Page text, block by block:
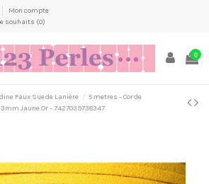
Mon compte
souhaits (0)
0
Faux Suede Lanière
5 metres - Corde
Jaune Or - 7427039738347